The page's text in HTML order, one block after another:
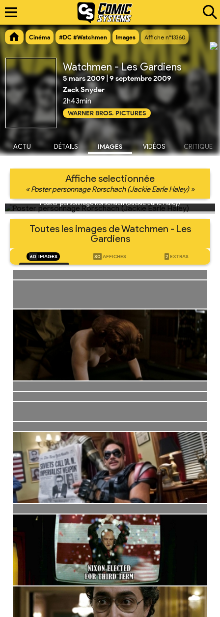
Cinéma #DC #Watchmen Images Affiche n°13360
Watchmen - Les Gardiens
5 mars 2009|9 septembre 2009
Zack Snyder
2h43min
WARNER BROS. PICTURES
ACTU DÉTAILS IMAGES VIDÉOS CRITIQUE
Affiche selectionnée
« Poster personnage Rorschach (Jackie Earle Haley) »
Poster personnage Rorschach (Jackie Earle Haley)
Toutes les images de Watchmen - Les
Gardiens
60 IMAGES 30 AFFICHES 2 EXTRAS